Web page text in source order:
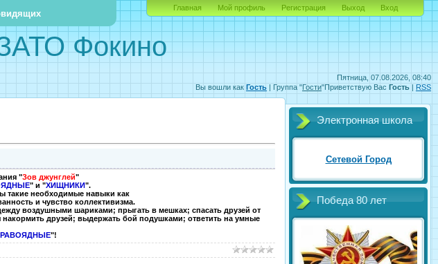
Пятница, 07.08.2026, 08:40
Вы вошли как Гость | Группа "Гости"Приветствую Вас Гость | RSS
Фокино
Главная Мой профиль Регистрация Выход Вход
"Зов джунглей"
" и "ХИЩНИКИ".
такие необходимые навыки как
и чувство коллективизма.
воздушными шариками; прыгать в мешках; спасать друзей от
друзей; выдержать бой подушками; ответить на умные
"!
Электронная школа
Сетевой Город
Победа 80 лет